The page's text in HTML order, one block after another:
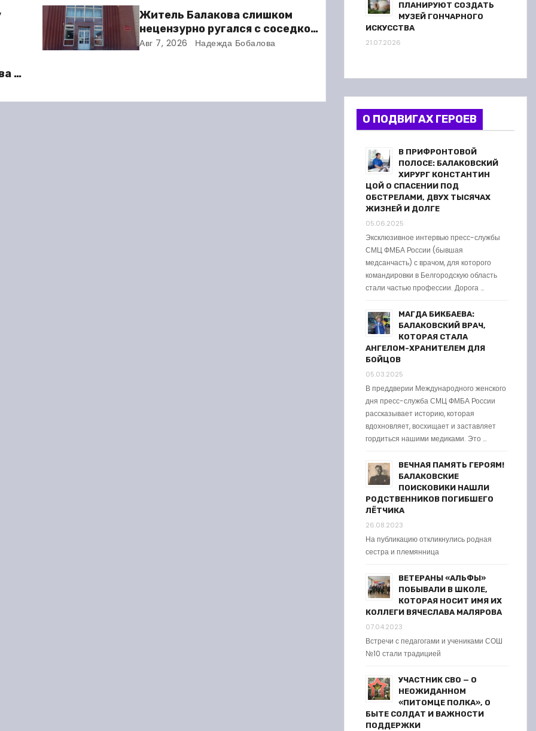
Житель Балакова слишком
нецензурно ругался с соседкой
и получил двое суток ареста
Авг 7, 2026 Надежда Бобалова
в
ПЛАНИРУЮТ СОЗДАТЬ
МУЗЕЙ ГОНЧАРНОГО
ИСКУССТВА
21.07.2026
О ПОДВИГАХ ГЕРОЕВ
В ПРИФРОНТОВОЙ
ПОЛОСЕ: БАЛАКОВСКИЙ
ХИРУРГ КОНСТАНТИН
ЦОЙ О СПАСЕНИИ ПОД
ОБСТРЕЛАМИ, ДВУХ ТЫСЯЧАХ
ЖИЗНЕЙ И ДОЛГЕ
05.06.2025
Эксклюзивное интервью пресс-службы
СМЦ ФМБА России (бывшая
медсанчасть) с врачом, для которого
командировки в Белгородскую область
стали частью профессии. Дорога …
МАГДА БИКБАЕВА:
БАЛАКОВСКИЙ ВРАЧ,
КОТОРАЯ СТАЛА
АНГЕЛОМ-ХРАНИТЕЛЕМ ДЛЯ
БОЙЦОВ
05.03.2025
В преддверии Международного женского
дня пресс-служба СМЦ ФМБА России
рассказывает историю, которая
вдохновляет, восхищает и заставляет
гордиться нашими медиками. Это …
ВЕЧНАЯ ПАМЯТЬ ГЕРОЯМ!
БАЛАКОВСКИЕ
ПОИСКОВИКИ НАШЛИ
РОДСТВЕННИКОВ ПОГИБШЕГО
ЛЁТЧИКА
26.08.2023
На публикацию откликнулись родная
сестра и племянница
ВЕТЕРАНЫ «АЛЬФЫ»
ПОБЫВАЛИ В ШКОЛЕ,
КОТОРАЯ НОСИТ ИМЯ ИХ
КОЛЛЕГИ ВЯЧЕСЛАВА МАЛЯРОВА
07.04.2023
Встречи с педагогами и учениками СОШ
№10 стали традицией
УЧАСТНИК СВО — О
НЕОЖИДАННОМ
«ПИТОМЦЕ ПОЛКА», О
БЫТЕ СОЛДАТ И ВАЖНОСТИ
ПОДДЕРЖКИ